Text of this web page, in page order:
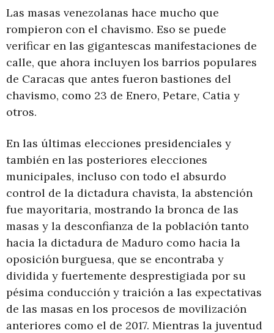
Las masas venezolanas hace mucho que
rompieron con el chavismo. Eso se puede
verificar en las gigantescas manifestaciones de
calle, que ahora incluyen los barrios populares
de Caracas que antes fueron bastiones del
chavismo, como 23 de Enero, Petare, Catia y
otros.
En las últimas elecciones presidenciales y
también en las posteriores elecciones
municipales, incluso con todo el absurdo
control de la dictadura chavista, la abstención
fue mayoritaria, mostrando la bronca de las
masas y la desconfianza de la población tanto
hacia la dictadura de Maduro como hacia la
oposición burguesa, que se encontraba y
dividida y fuertemente desprestigiada por su
pésima conducción y traición a las expectativas
de las masas en los procesos de movilización
anteriores como el de 2017. Mientras la juventud